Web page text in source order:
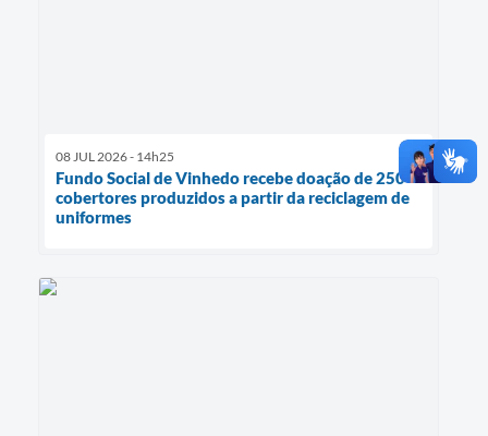
08 JUL 2026 - 14h25
Fundo Social de Vinhedo recebe doação de 250
cobertores produzidos a partir da reciclagem de
uniformes